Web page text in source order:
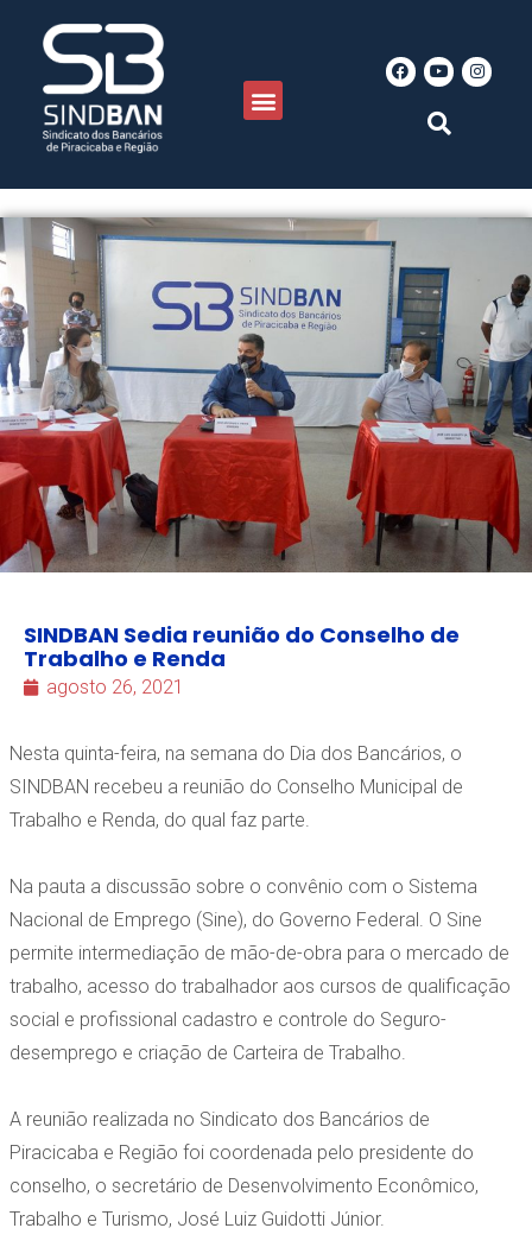
SINDBAN Sedia reunião do Conselho de
Trabalho e Renda
agosto 26, 2021
Nesta quinta-feira, na semana do Dia dos Bancários, o
SINDBAN recebeu a reunião do Conselho Municipal de
Trabalho e Renda, do qual faz parte.
Na pauta a discussão sobre o convênio com o Sistema
Nacional de Emprego (Sine), do Governo Federal. O Sine
permite intermediação de mão-de-obra para o mercado de
trabalho, acesso do trabalhador aos cursos de qualificação
social e profissional cadastro e controle do Seguro-
desemprego e criação de Carteira de Trabalho.
A reunião realizada no Sindicato dos Bancários de
Piracicaba e Região foi coordenada pelo presidente do
conselho, o secretário de Desenvolvimento Econômico,
Trabalho e Turismo, José Luiz Guidotti Júnior.